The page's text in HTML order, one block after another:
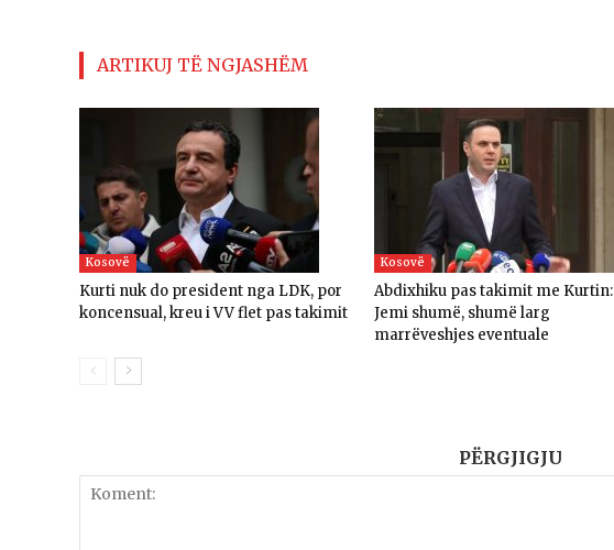
ARTIKUJ TË NGJASHËM
Kosovë
Kurti nuk do president nga LDK, por
koncensual, kreu i VV flet pas takimit
Kosovë
Abdixhiku pas takimit me Kurtin:
Jemi shumë, shumë larg
marrëveshjes eventuale
PËRGJIGJU